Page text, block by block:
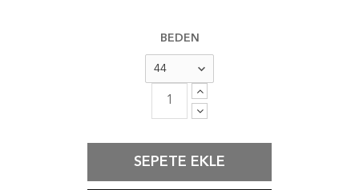
BEDEN
SEPETE EKLE